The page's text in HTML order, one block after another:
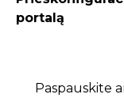
portalą
Paspauskite